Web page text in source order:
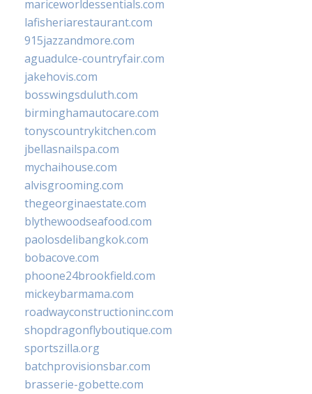
mariceworldessentials.com
lafisheriarestaurant.com
915jazzandmore.com
aguadulce-countryfair.com
jakehovis.com
bosswingsduluth.com
birminghamautocare.com
tonyscountrykitchen.com
jbellasnailspa.com
mychaihouse.com
alvisgrooming.com
thegeorginaestate.com
blythewoodseafood.com
paolosdelibangkok.com
bobacove.com
phoone24brookfield.com
mickeybarmama.com
roadwayconstructioninc.com
shopdragonflyboutique.com
sportszilla.org
batchprovisionsbar.com
brasserie-gobette.com